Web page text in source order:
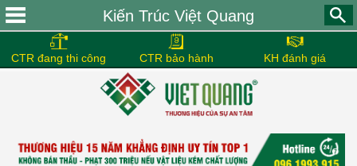
Kiến Trúc Việt Quang
CTR đang thi công CTR bảo hành KH đánh giá